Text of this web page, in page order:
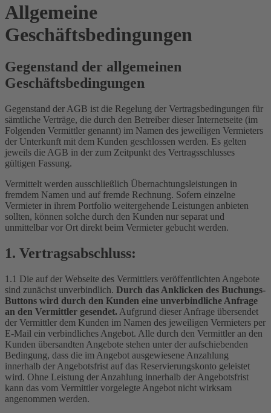
Allgemeine
Geschäftsbedingungen
Gegenstand der allgemeinen
Geschäftsbedingungen
Gegenstand der AGB ist die Regelung der Vertragsbedingungen für
sämtliche Verträge, die durch den Betreiber dieser Internetseite (im
Folgenden Vermittler genannt) im Namen des jeweiligen Vermieters
der Unterkunft mit dem Kunden geschlossen werden. Es gelten
jeweils die AGB in der zum Zeitpunkt des Vertragsschlusses
gültigen Fassung.
Vermittelt werden ausschließlich Übernachtungsleistungen in
fremdem Namen und auf fremde Rechnung. Sofern einzelne
Vermieter in ihrem Portfolio weitergehende Leistungen anbieten
sollten, können solche durch den Kunden nur separat und
unmittelbar vor Ort direkt beim Vermieter gebucht werden.
1. Vertragsabschluss:
1.1 Die auf der Webseite des Vermittlers veröffentlichten Angebote
sind zunächst unverbindlich. Durch das Anklicken des Buchungs-
Buttons wird durch den Kunden eine unverbindliche Anfrage
an den Vermittler gesendet. Aufgrund dieser Anfrage übersendet
der Vermittler dem Kunden im Namen des jeweiligen Vermieters per
E-Mail ein verbindliches Angebot. Alle durch den Vermittler an den
Kunden übersandten Angebote stehen unter der aufschiebenden
Bedingung, dass die im Angebot ausgewiesene Anzahlung
innerhalb der Angebotsfrist auf das Reservierungskonto geleistet
wird. Ohne Leistung der Anzahlung innerhalb der Angebotsfrist
kann das vom Vermittler vorgelegte Angebot nicht wirksam
angenommen werden.